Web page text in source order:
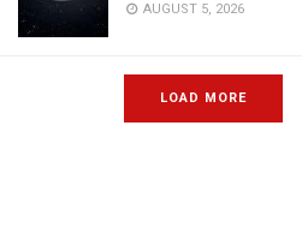
AUGUST 5, 2026
LOAD MORE